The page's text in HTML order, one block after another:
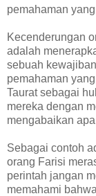
pemahaman
Kecenderungan
adalah
sebuah
pemahaman
Taurat sebagai
mereka dengan
mengabaikan
Sebagai contoh
orang Farisi
perintah jangan
memahami